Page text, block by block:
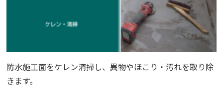
防水施工面をケレン清掃し、異物やほこり・汚れを取り除
きます。